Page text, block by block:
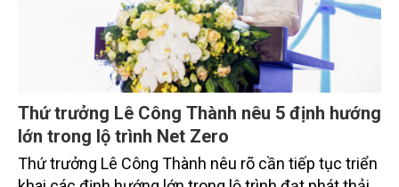
Thứ trưởng Lê Công Thành nêu 5 định hướng
lớn trong lộ trình Net Zero
Thứ trưởng Lê Công Thành nêu rõ cần tiếp tục triển